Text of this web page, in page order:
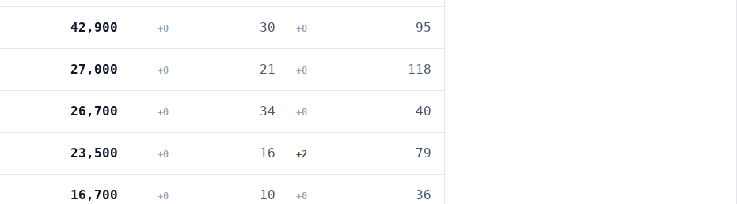
42,900 +0 30 +0 95
27,000 +0 21 +0 118
26,700 +0 34 +0 40
23,500 +0 16 +2 79
16,700 +0 10 +0 36